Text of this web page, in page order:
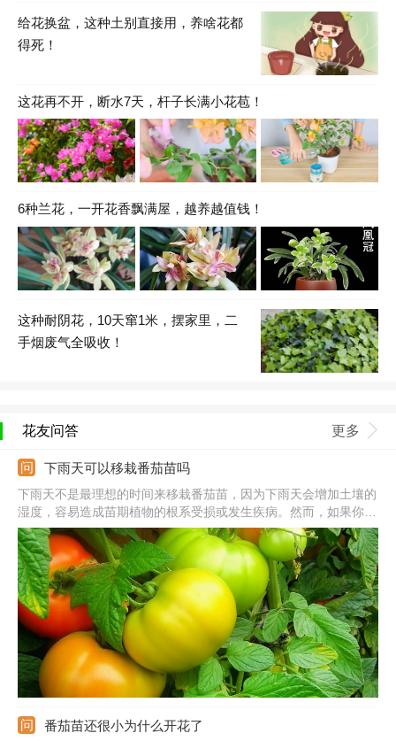
给花换盆，这种土别直接用，养啥花都
得死！
这花再不开，断水7天，杆子长满小花苞！
6种兰花，一开花香飘满屋，越养越值钱！
这种耐阴花，10天窜1米，摆家里，二
手烟废气全吸收！
花友问答 更多
下雨天可以移栽番茄苗吗
下雨天不是最理想的时间来移栽番茄苗，因为下雨天会增加土壤的
湿度，容易造成苗期植物的根系受损或发生疾病。然而，如果你必
须在下雨天移栽番茄苗，可以采取以下预防措施。
番茄苗还很小为什么开花了